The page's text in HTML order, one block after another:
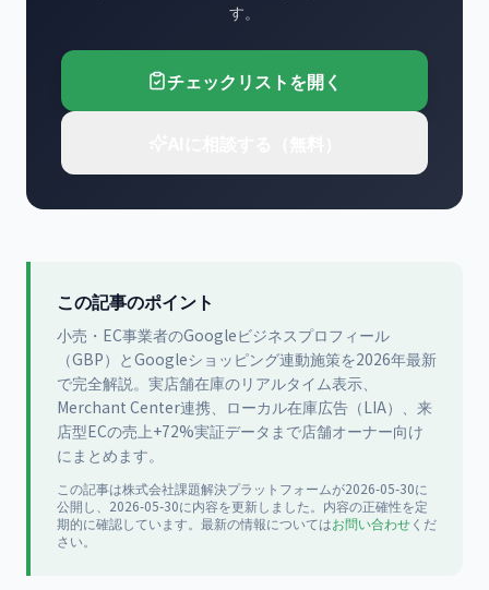
す。
チェックリストを開く
この記事のポイント
小売・EC事業者のGoogleビジネスプロフィール
（GBP）とGoogleショッピング連動施策を2026年最新
で完全解説。実店舗在庫のリアルタイム表示、
Merchant Center連携、ローカル在庫広告（LIA）、来
店型ECの売上+72%実証データまで店舗オーナー向け
にまとめます。
この記事は株式会社課題解決プラットフォームが2026-05-30に
公開し、2026-05-30に内容を更新しました。内容の正確性を定
期的に確認しています。最新の情報についてはお問い合わせくだ
さい。